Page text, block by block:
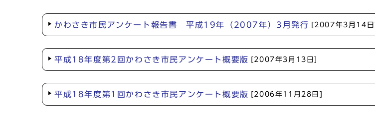
かわさき市民アンケート報告書 平成19年（2007年）3月発行 [2007年3月14日]
平成18年度第2回かわさき市民アンケート概要版 [2007年3月13日]
平成18年度第1回かわさき市民アンケート概要版 [2006年11月28日]